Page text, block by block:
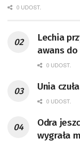
0 UDOST.
Lechia
awans
0 UDOST.
Unia
0 UDOST.
Odra
wygrała